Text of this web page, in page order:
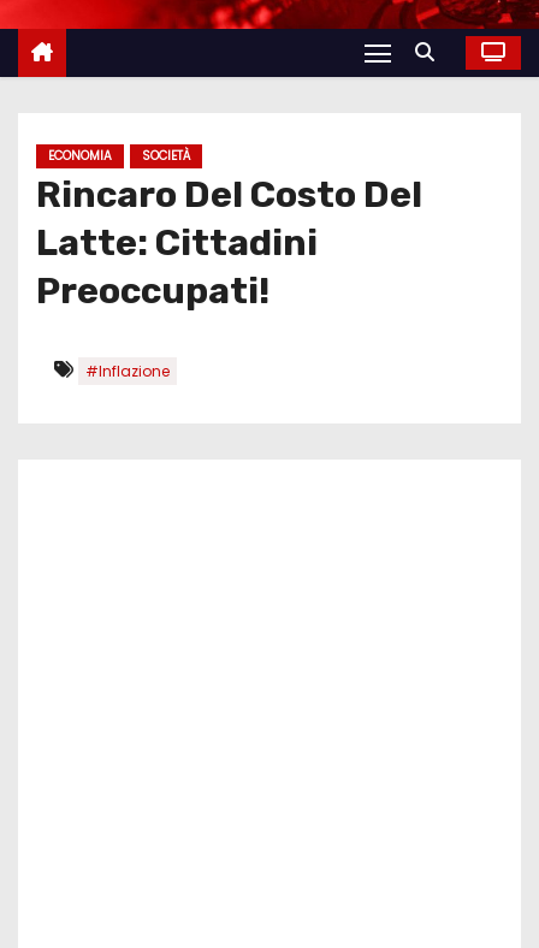
ECONOMIA SOCIETÀ
Rincaro Del Costo Del
Latte: Cittadini
Preoccupati!
#Inflazione